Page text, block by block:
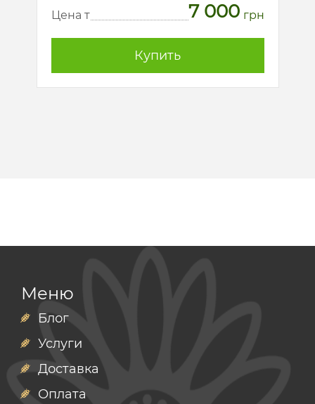
Цена т 7 000 грн
Купить
Меню
Блог
Услуги
Доставка
Оплата